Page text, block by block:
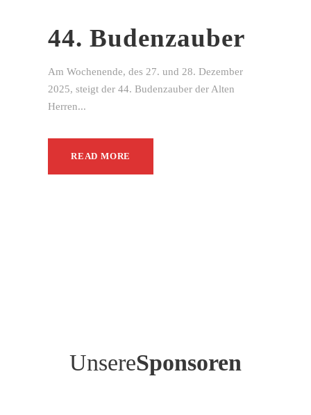
44. Budenzauber
Am Wochenende, des 27. und 28. Dezember
2025, steigt der 44. Budenzauber der Alten
Herren...
READ MORE
UnsereSponsoren